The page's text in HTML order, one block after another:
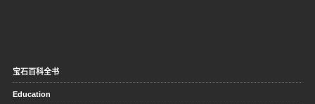
宝石百科全书
Education